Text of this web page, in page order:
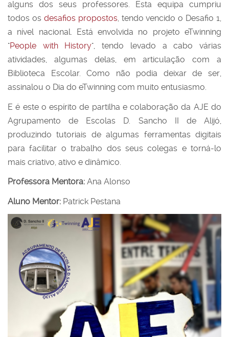
alguns dos seus professores. Esta equipa cumpriu
todos os desafios propostos, tendo vencido o Desafio 1,
a nível nacional. Está envolvida no projeto eTwinning
"People with History", tendo levado a cabo várias
atividades, algumas delas, em articulação com a
Biblioteca Escolar. Como não podia deixar de ser,
assinalou o Dia do eTwinning com muito entusiasmo.
E é este o espírito de partilha e colaboração da AJE do
Agrupamento de Escolas D. Sancho II de Alijó,
produzindo tutoriais de algumas ferramentas digitais
para facilitar o trabalho dos seus colegas e torná-lo
mais criativo, ativo e dinâmico.
Professora Mentora: Ana Alonso
Aluno Mentor: Patrick Pestana